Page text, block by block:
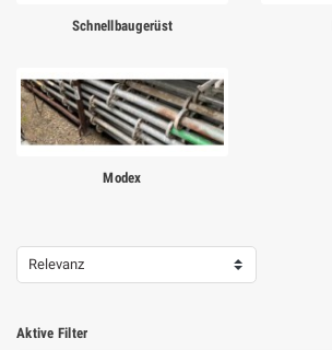
Schnellbaugerüst
Modex
Relevanz
Aktive Filter